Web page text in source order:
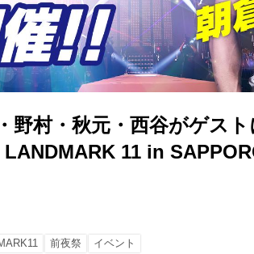
野村・秋元・西谷がゲスト
LANDMARK 11 in
前夜祭 イベント